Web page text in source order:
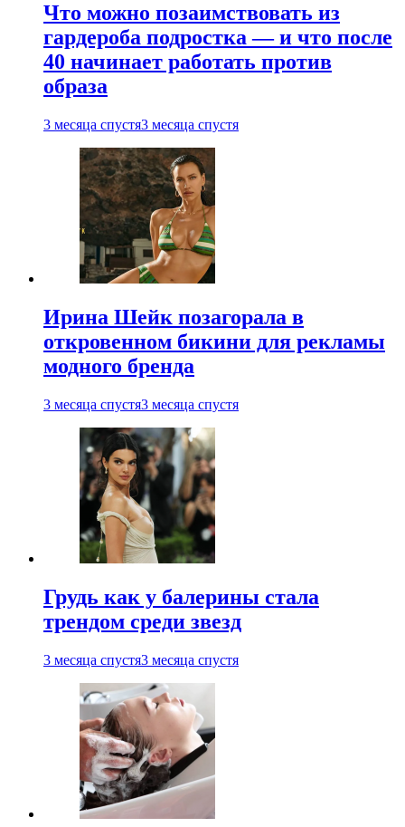
Что можно позаимствовать из
гардероба подростка — и что после
40 начинает работать против
образа
3 месяца спустя3 месяца спустя
Ирина Шейк позагорала в
откровенном бикини для рекламы
модного бренда
3 месяца спустя3 месяца спустя
Грудь как у балерины стала
трендом среди звезд
3 месяца спустя3 месяца спустя